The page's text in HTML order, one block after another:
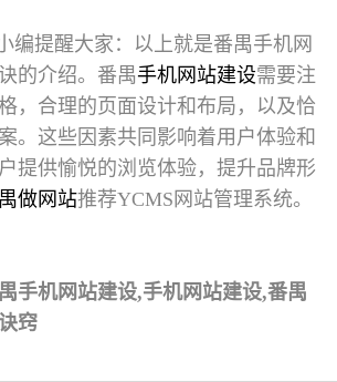
编提醒大家：以上就是番禺手机网
的介绍。番禺手机网站建设需要注
，合理的页面设计和布局，以及恰
。这些因素共同影响着用户体验和
提供愉悦的浏览体验，提升品牌形
做网站推荐YCMS网站管理系统。
手机网站建设,手机网站建设,番禺
窍